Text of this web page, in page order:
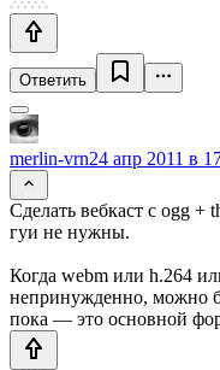
Ответить
merlin-vrn24 апр 2011 в
Cделать вебкаст с ogg +
гуи не нужны.
Когда webm или h.264
непринужденно, можно
пока — это основной